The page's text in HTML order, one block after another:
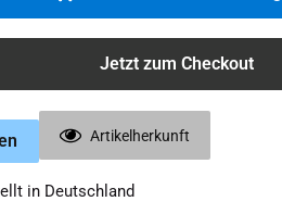
Jetzt zum Checkout
Artikelherkunft
in Deutschland